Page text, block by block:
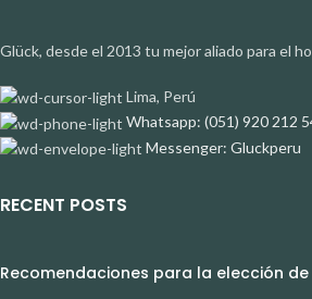
Glück, desde el 2013 tu mejor aliado para el
Lima, Perú
Whatsapp: (051) 920 212
Messenger: Gluckperu
RECENT POSTS
Recomendaciones para la elección